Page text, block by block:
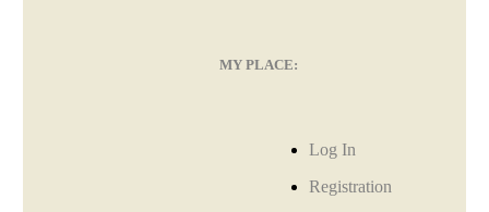
MY PLACE:
Log In
Registration